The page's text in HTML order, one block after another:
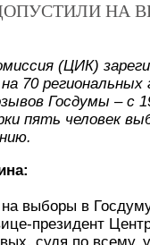
НА
(ЦИК)
70 региональных
Госдумы – с
пять человек
выборы в
президент